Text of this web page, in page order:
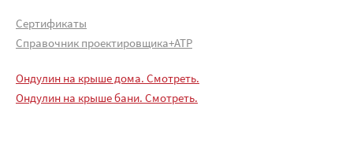
Сертификаты
Справочник проектировщика+АТР
Ондулин на крыше дома. Смотреть.
Ондулин на крыше бани. Смотреть.